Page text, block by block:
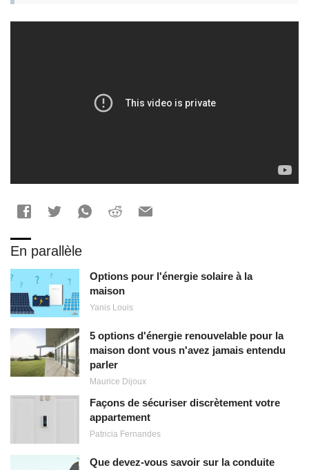
En parallèle
Options pour l'énergie solaire à la
maison
Yanis Louis
5 options d'énergie renouvelable pour la
maison dont vous n'avez jamais entendu
parler
Maurice Dijoux
Façons de sécuriser discrètement votre
appartement
Patricia Fernandes
Que devez-vous savoir sur la conduite